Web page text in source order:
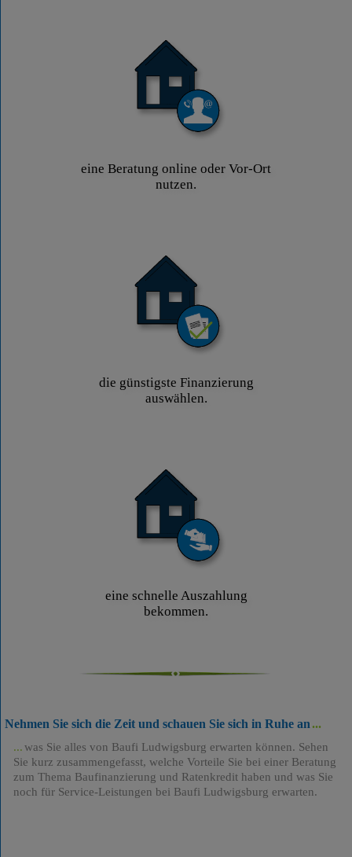
eine Beratung online oder Vor-Ort
nutzen.
die günstigste Finanzierung
auswählen.
eine schnelle Auszahlung
bekommen.
Nehmen Sie sich die Zeit und schauen Sie sich in Ruhe an
was Sie alles von Baufi Ludwigsburg erwarten können. Sehen
Sie kurz zusammengefasst, welche Vorteile Sie bei einer Beratung
zum Thema Baufinanzierung und Ratenkredit haben und was Sie
noch für Service-Leistungen bei Baufi Ludwigsburg erwarten.